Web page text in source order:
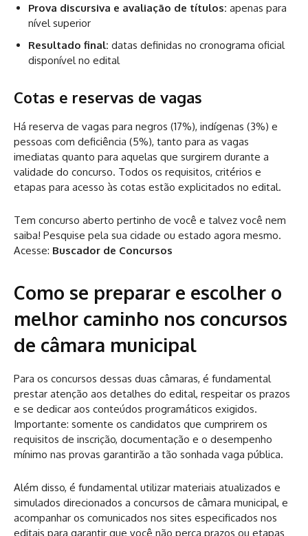
Prova discursiva e avaliação de títulos: apenas para
nível superior
Resultado final: datas definidas no cronograma oficial
disponível no edital
Cotas e reservas de vagas
Há reserva de vagas para negros (17%), indígenas (3%) e
pessoas com deficiência (5%), tanto para as vagas
imediatas quanto para aquelas que surgirem durante a
validade do concurso. Todos os requisitos, critérios e
etapas para acesso às cotas estão explicitados no edital.
Tem concurso aberto pertinho de você e talvez você nem
saiba! Pesquise pela sua cidade ou estado agora mesmo.
Acesse: Buscador de Concursos
Como se preparar e escolher o
melhor caminho nos concursos
de câmara municipal
Para os concursos dessas duas câmaras, é fundamental
prestar atenção aos detalhes do edital, respeitar os prazos
e se dedicar aos conteúdos programáticos exigidos.
Importante: somente os candidatos que cumprirem os
requisitos de inscrição, documentação e o desempenho
mínimo nas provas garantirão a tão sonhada vaga pública.
Além disso, é fundamental utilizar materiais atualizados e
simulados direcionados a concursos de câmara municipal, e
acompanhar os comunicados nos sites especificados nos
editais para garantir que você não perca prazos ou etapas